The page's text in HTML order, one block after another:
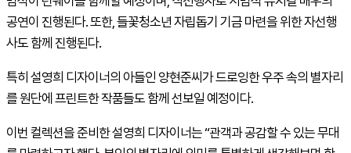
공연이 진행된다. 또한, 들꽃청소년 자립돕기 기금 마련을 위한 자선행
사도 함께 진행된다.
특히 설영희 디자이너의 아들인 양현준씨가 드로잉한 우주 속의 별자리
를 원단에 프린트한 작품들도 함께 선보일 예정이다.
이번 컬렉션을 준비한 설영희 디자이너는 “관객과 공감할 수 있는 무대